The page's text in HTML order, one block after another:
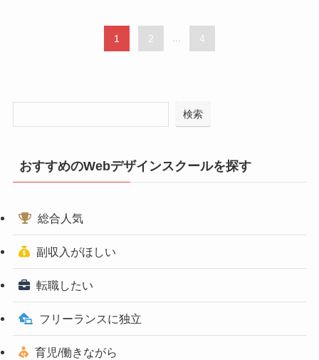
1 2 ... 4
検索
おすすめのWebデザインスクールを探す
総合人気
副収入がほしい
転職したい
フリーランスに独立
育児/働きながら